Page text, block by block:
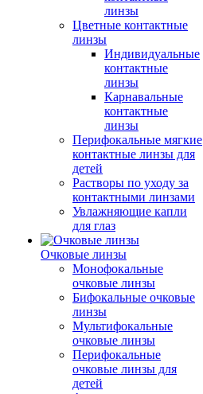
линзы
Цветные контактные
линзы
Индивидуальные
контактные
линзы
Карнавальные
контактные
линзы
Перифокальные мягкие
контактные линзы для
детей
Растворы по уходу за
контактными линзами
Увлажняющие капли
для глаз
Очковые линзы
Монофокальные
очковые линзы
Бифокальные очковые
линзы
Мультифокальные
очковые линзы
Перифокальные
очковые линзы для
детей